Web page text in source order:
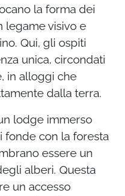
la forma dei
legame visivo e
Qui, gli ospiti
unica, circondati
in alloggi che
dalla terra.
lodge immerso
fonde con la foresta
essere un
alberi. Questa
un accesso